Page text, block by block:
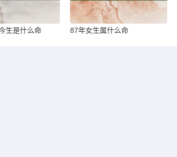
生是什么命 87年女生属什么命